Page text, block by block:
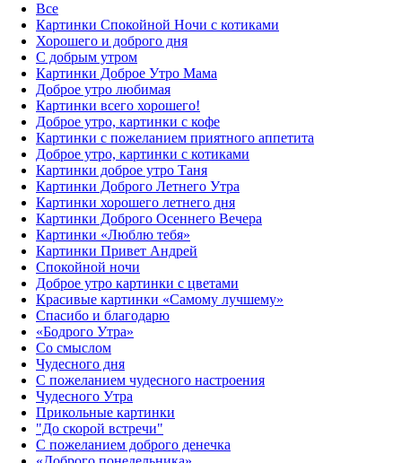
Все
Картинки Спокойной Ночи с котиками
Хорошего и доброго дня
С добрым утром
Картинки Доброе Утро Мама
Доброе утро любимая
Картинки всего хорошего!
Доброе утро, картинки с кофе
Картинки с пожеланием приятного аппетита
Доброе утро, картинки с котиками
Картинки доброе утро Таня
Картинки Доброго Летнего Утра
Картинки хорошего летнего дня
Картинки Доброго Осеннего Вечера
Картинки «Люблю тебя»
Картинки Привет Андрей
Спокойной ночи
Доброе утро картинки с цветами
Красивые картинки «Самому лучшему»
Спасибо и благодарю
«‎Бодрого Утра»‎
Со смыслом
Чудесного дня
С пожеланием чудесного настроения
Чудесного Утра
Прикольные картинки
"До скорой встречи"
С пожеланием доброго денечка